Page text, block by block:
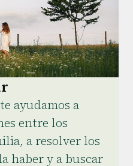
ayudamos a
entre los
a resolver los
haber y a buscar